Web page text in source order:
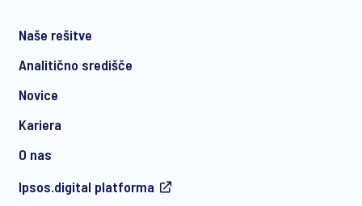
*
Naše rešitve
Analitično središče
Novice
Kariera
O nas
Ipsos.digital platforma